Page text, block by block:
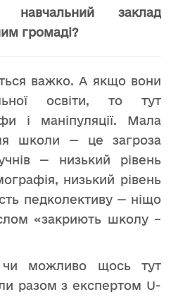
навчальний заклад
громаді?
важко. А якщо вони
освіти, то тут
і маніпуляції. Мала
школи — це загроза
— низький рівень
низький рівень
педколективу — ніщо
«закриють школу –
можливо щось тут
разом з експертом U-